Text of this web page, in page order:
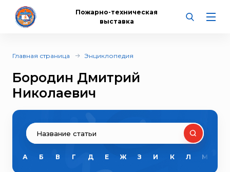
Пожарно-техническая
выставка
Главная страница Энциклопедия
Бородин Дмитрий
Николаевич
А Б В Г Д Е Ж З И К Л М